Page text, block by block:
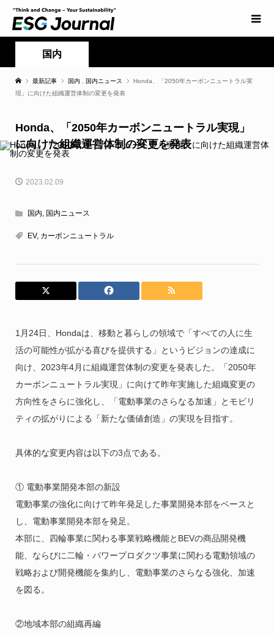
国内
最新記事 国内 国内ニュース
Honda、「2050年カーボンニュートラル実
現」に向けた組織運営体制の変更を発表
Honda、「2050年カーボンニュートラル実現」
に向けた組織運営体制の変更を発表
2023.02.09
国内, 国内ニュース
EV, カーボンニュートラル
1月24日、Hondaは、移動と暮らしの領域で「すべての人に生
活の可能性が拡がる喜びを提供する」というビジョンの達成に
向け、2023年4月に組織運営体制の変更を発表した。「2050年
カーボンニュートラル実現」に向けて昨年実施した組織変更の
方向性をさらに強化し、「電動事業のさらなる加速」とモビリ
ティの拡がりによる「新たな価値創造」の実現を目指す。
具体的な変更内容は以下の3点である。
① 電動事業開発本部の新設
電動事業の強化に向けて昨年発足した事業開発本部をベースと
し、電動事業開発本部を発足。
本部に、四輪事業に関わる事業戦略機能とBEVの商品開発機
能、ならびに二輪・パワープロダクツ事業に関わる電動領域の
戦略および開発機能を集約し、電動事業のさらなる強化、加速
を図る。
②地域本部の組織再編